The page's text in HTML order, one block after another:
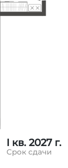
I кв. 2027 г.
Срок сдачи